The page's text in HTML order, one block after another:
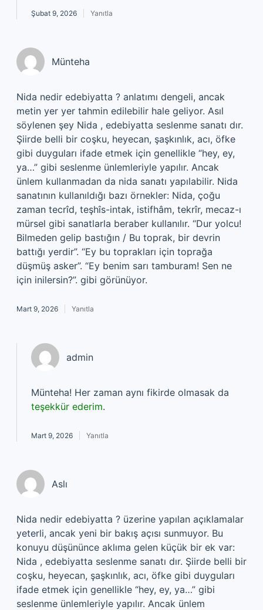
Şubat 9, 2026 Yanıtla
Münteha
Nida nedir edebiyatta ? anlatımı dengeli, ancak
metin yer yer tahmin edilebilir hale geliyor. Asıl
söylenen şey Nida , edebiyatta seslenme sanatı dır.
Şiirde belli bir coşku, heyecan, şaşkınlık, acı, öfke
gibi duyguları ifade etmek için genellikle “hey, ey,
ya…” gibi seslenme ünlemleriyle yapılır. Ancak
ünlem kullanmadan da nida sanatı yapılabilir. Nida
sanatının kullanıldığı bazı örnekler: Nida, çoğu
zaman tecrîd, teşhîs-intak, istifhâm, tekrîr, mecaz-ı
mürsel gibi sanatlarla beraber kullanılır. “Dur yolcu!
Bilmeden gelip bastığın / Bu toprak, bir devrin
battığı yerdir”. “Ey bu toprakları için toprağa
düşmüş asker”. “Ey benim sarı tamburam! Sen ne
için inilersin?”. gibi görünüyor.
Mart 9, 2026 Yanıtla
admin
Münteha! Her zaman aynı fikirde olmasak da
teşekkür ederim.
Mart 9, 2026 Yanıtla
Aslı
Nida nedir edebiyatta ? üzerine yapılan açıklamalar
yeterli, ancak yeni bir bakış açısı sunmuyor. Bu
konuyu düşününce aklıma gelen küçük bir ek var:
Nida , edebiyatta seslenme sanatı dır. Şiirde belli bir
coşku, heyecan, şaşkınlık, acı, öfke gibi duyguları
ifade etmek için genellikle “hey, ey, ya…” gibi
seslenme ünlemleriyle yapılır. Ancak ünlem